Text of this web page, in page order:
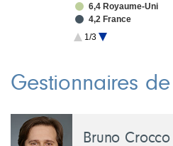
1/3
6,4 Royaume-Uni
4,2 France
4,0 Japon
1,7 Espagne
Gestionnaires
Bruno Crocco